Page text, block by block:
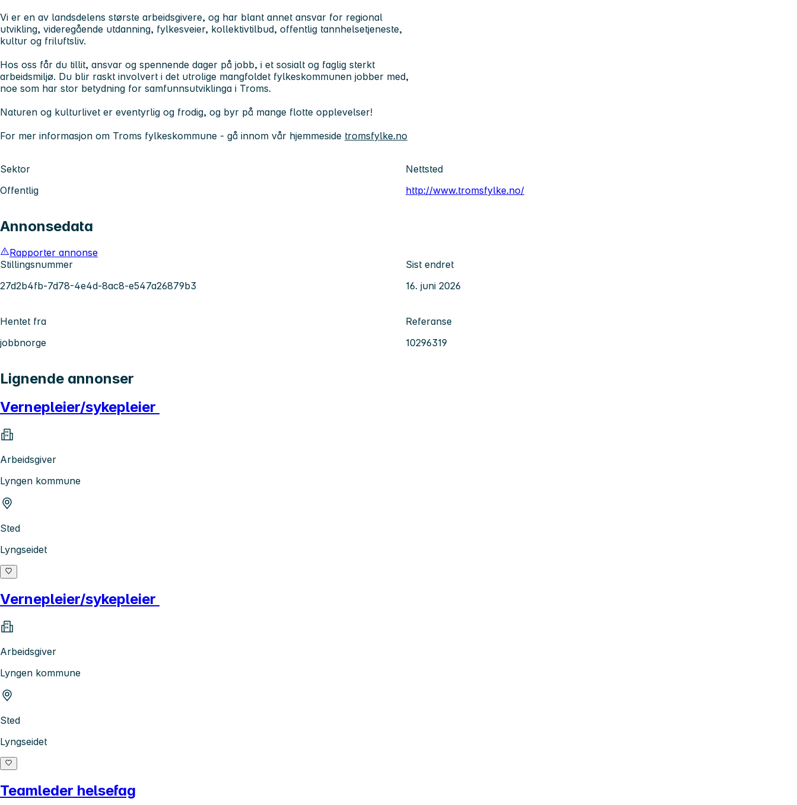
Vi er en av landsdelens største arbeidsgivere, og har blant annet ansvar for regional
utvikling, videregående utdanning, fylkesveier, kollektivtilbud, offentlig tannhelsetjeneste,
kultur og friluftsliv.
Hos oss får du tillit, ansvar og spennende dager på jobb, i et sosialt og faglig sterkt
arbeidsmiljø. Du blir raskt involvert i det utrolige mangfoldet fylkeskommunen jobber med,
noe som har stor betydning for samfunnsutviklinga i Troms.
Naturen og kulturlivet er eventyrlig og frodig, og byr på mange flotte opplevelser!
For mer informasjon om Troms fylkeskommune - gå innom vår hjemmeside tromsfylke.no
Sektor
Offentlig
Nettsted
http://www.tromsfylke.no/
Annonsedata
Rapporter annonse
Stillingsnummer
27d2b4fb-7d78-4e4d-8ac8-e547a26879b3
Sist endret
16. juni 2026
Hentet fra
jobbnorge
Referanse
10296319
Lignende annonser
Vernepleier/sykepleier
Arbeidsgiver
Lyngen kommune
Sted
Lyngseidet
Vernepleier/sykepleier
Arbeidsgiver
Lyngen kommune
Sted
Lyngseidet
Teamleder helsefag